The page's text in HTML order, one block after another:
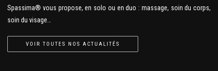
Spassima® vous propose, en solo ou en duo : massage, soin du corps,
soin du visage…
VOIR TOUTES NOS ACTUALITÉS